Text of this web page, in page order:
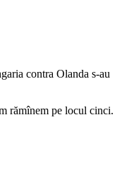
contra Olanda s-au
rămînem pe locul cinci.